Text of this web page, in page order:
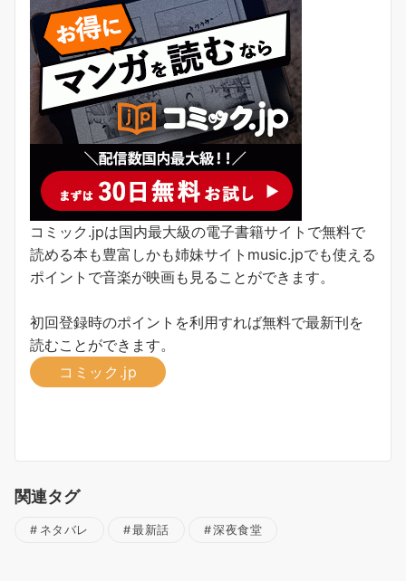
コミック.jpは国内最大級の電子書籍サイトで無料で
読める本も豊富しかも姉妹サイトmusic.jpでも使える
ポイントで音楽が映画も見ることができます。
初回登録時のポイントを利用すれば無料で最新刊を
読むことができます。
コミック.jp
関連タグ
ネタバレ 最新話 深夜食堂